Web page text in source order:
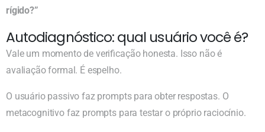
rígido?”
Autodiagnóstico: qual usuário você é?
Vale um momento de verificação honesta. Isso não é
avaliação formal. É espelho.
O usuário passivo faz prompts para obter respostas. O
metacognitivo faz prompts para testar o próprio raciocínio.